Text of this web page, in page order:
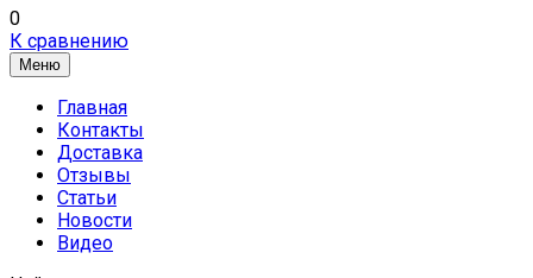
0
К сравнению
Меню
Главная
Контакты
Доставка
Отзывы
Статьи
Новости
Видео